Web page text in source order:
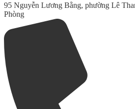
95 Nguyễn Lương Bằng, phường Lê
Phòng